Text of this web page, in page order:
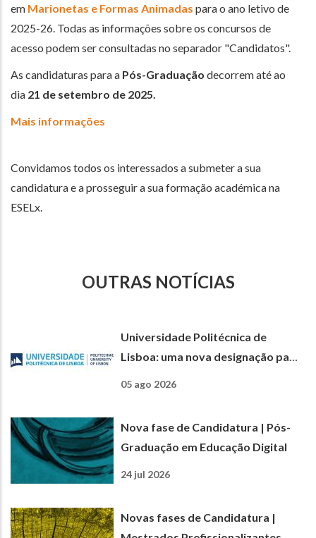
em Marionetas e Formas Animadas para o ano letivo de
2025-26. Todas as informações sobre os concursos de
acesso podem ser consultadas no separador "Candidatos".
As candidaturas para a Pós-Graduação decorrem até ao
dia 21 de setembro de 2025.
Mais informações
Convidamos todos os interessados a submeter a sua
candidatura e a prosseguir a sua formação académica na
ESELx.
OUTRAS NOTÍCIAS
Universidade Politécnica de
Lisboa: uma nova designação para
05 ago 2026
Nova fase de Candidatura | Pós-
Graduação em Educação Digital
24 jul 2026
Novas fases de Candidatura |